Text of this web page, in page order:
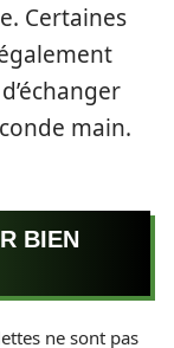
Certaines
main.
BIEN
ne sont pas